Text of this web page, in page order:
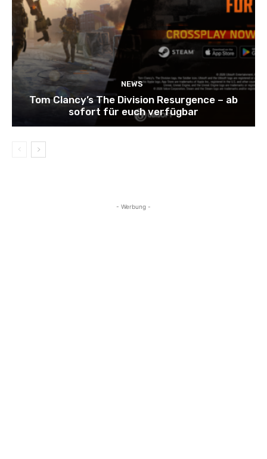
NEWS
Tom Clancy’s The Division Resurgence – ab
sofort für euch verfügbar
- Werbung -